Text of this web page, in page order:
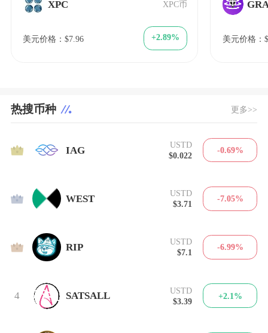
XPC XPC币
美元价格：$7.96 +2.89% 美元价格：
热搜币种 更多>>
1 IAG
USTD
$0.022
-0.69%
2 WEST
USTD
$3.71
-7.05%
3 RIP
USTD
$7.1
-6.99%
4 SATSALL
USTD
$3.39
+2.1%